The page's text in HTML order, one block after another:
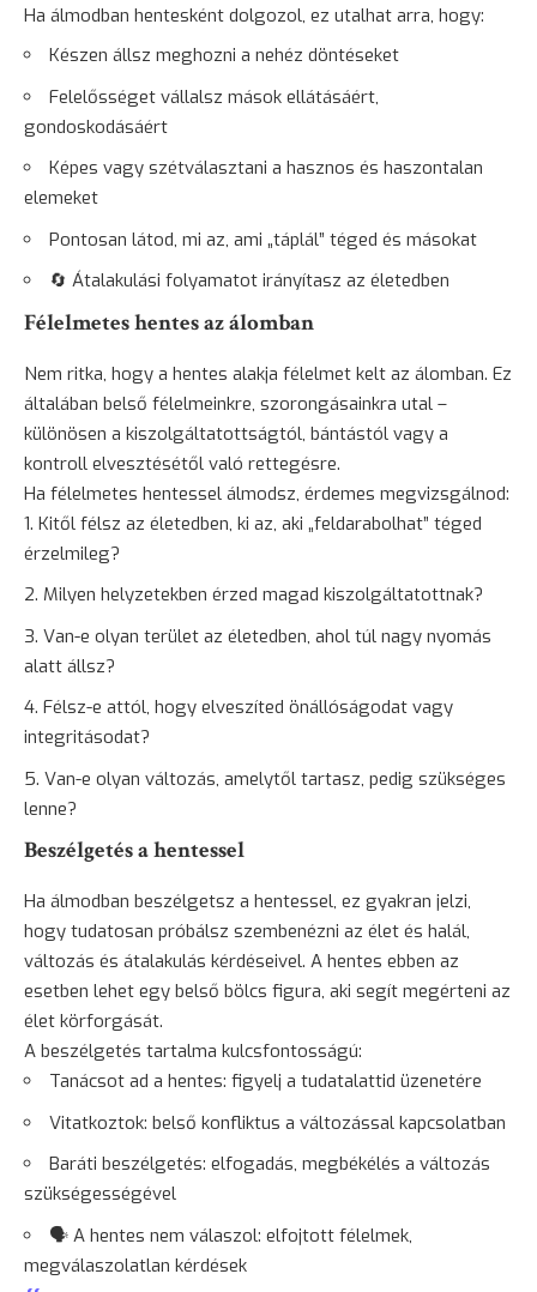
Ha álmodban hentesként dolgozol, ez utalhat arra, hogy:
Készen állsz meghozni a nehéz döntéseket
Felelősséget vállalsz mások ellátásáért,
gondoskodásáért
Képes vagy szétválasztani a hasznos és haszontalan
elemeket
Pontosan látod, mi az, ami „táplál” téged és másokat
🔄 Átalakulási folyamatot irányítasz az életedben
Félelmetes hentes az álomban
Nem ritka, hogy a hentes alakja félelmet kelt az álomban. Ez
általában belső félelmeinkre, szorongásainkra utal –
különösen a kiszolgáltatottságtól, bántástól vagy a
kontroll elvesztésétől való rettegésre.
Ha félelmetes hentessel álmodsz, érdemes megvizsgálnod:
Kitől félsz az életedben, ki az, aki „feldarabolhat” téged
érzelmileg?
Milyen helyzetekben érzed magad kiszolgáltatottnak?
Van-e olyan terület az életedben, ahol túl nagy nyomás
alatt állsz?
Félsz-e attól, hogy elveszíted önállóságodat vagy
integritásodat?
Van-e olyan változás, amelytől tartasz, pedig szükséges
lenne?
Beszélgetés a hentessel
Ha álmodban beszélgetsz a hentessel, ez gyakran jelzi,
hogy tudatosan próbálsz szembenézni az élet és halál,
változás és átalakulás kérdéseivel. A hentes ebben az
esetben lehet egy belső bölcs figura, aki segít megérteni az
élet körforgását.
A beszélgetés tartalma kulcsfontosságú:
Tanácsot ad a hentes: figyelj a tudatalattid üzenetére
Vitatkoztok: belső konfliktus a változással kapcsolatban
Baráti beszélgetés: elfogadás, megbékélés a változás
szükségességével
🗣️ A hentes nem válaszol: elfojtott félelmek,
megválaszolatlan kérdések